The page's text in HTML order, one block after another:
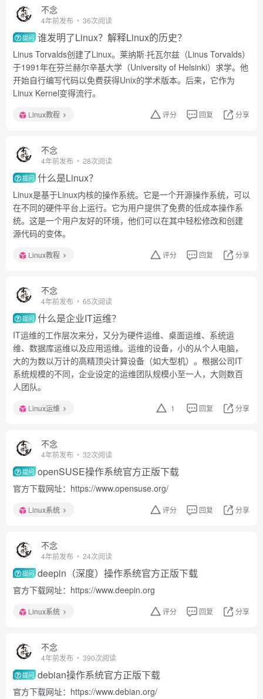
不念
4年前发布 36次阅读
提问 谁发明了Linux？解释Linux的历史？
Linus Torvalds创建了Linux。莱纳斯·托瓦尔兹（Linus Torvalds）
于1991年在芬兰赫尔辛基大学（University of Helsinki）求学。他
开始自行编写代码以免费获得Unix的学术版本。后来，它作为
Linux Kernel变得流行。
Linux教程 评分 回复 分享
不念
4年前发布 28次阅读
提问 什么是Linux？
Linux是基于Linux内核的操作系统。它是一个开源操作系统，可以
在不同的硬件平台上运行。它为用户提供了免费的低成本操作系
统。这是一个用户友好的环境，他们可以在其中轻松修改和创建
源代码的变体。
Linux教程 评分 回复 分享
不念
4年前发布 65次阅读
提问 什么是企业IT运维？
IT运维的工作层次来分，又分为硬件运维、桌面运维、系统运
维、数据库运维以及应用运维。运维的设备，小的从个人电脑，
大的为数以万计的高精顶尖计算设备（如大型机）。根据公司IT
系统规模的不同，企业设定的运维团队规模小至一人，大则数百
人团队。
Linux运维 1 回复 分享
不念
4年前发布 32次阅读
提问 openSUSE操作系统官方正版下载
官方下载网址：https://www.opensuse.org/
Linux系统 评分 回复 分享
不念
4年前发布 24次阅读
提问 deepin（深度）操作系统官方正版下载
官方下载网址：https://www.deepin.org
Linux系统 评分 回复 分享
不念
4年前发布 390次阅读
提问 debian操作系统官方正版下载
官方下载网址：https://www.debian.org/